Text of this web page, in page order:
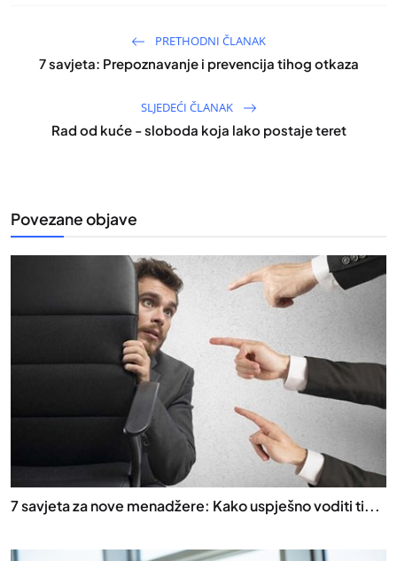
PRETHODNI ČLANAK
7 savjeta: Prepoznavanje i prevencija tihog otkaza
SLJEDEĆI ČLANAK
Rad od kuće - sloboda koja lako postaje teret
Povezane objave
7 savjeta za nove menadžere: Kako uspješno voditi ti...